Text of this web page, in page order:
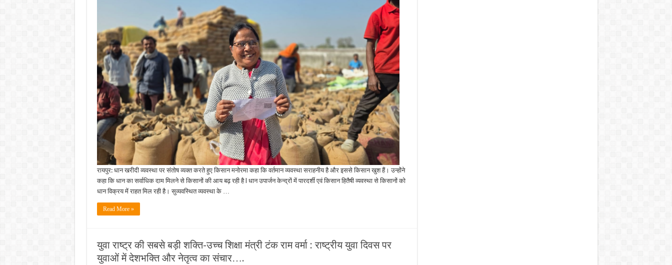
से
खुश
किसान:
मनोरमा
पाठक
ने
पारदर्शी
और
किसान
हितैषी
व्यवस्था
की
सराहना….
रायपुर: धान खरीदी व्यवस्था पर संतोष व्यक्त करते हुए किसान मनोरमा कहा कि वर्तमान व्यवस्था सराहनीय है और इससे किसान खुश हैं। उन्होंने
कहा कि धान का सर्वाधिक दाम मिलने से किसानों की आय बढ़ रही है l धान उपार्जन केन्द्रों में पारदर्शी एवं किसान हितैषी व्यवस्था से किसानों को
धान विक्रय में राहत मिल रही है। सुव्यवस्थित व्यवस्था के …
Read More »
युवा राष्ट्र की सबसे बड़ी शक्ति-उच्च शिक्षा मंत्री टंक राम वर्मा : राष्ट्रीय युवा दिवस पर
युवाओं में देशभक्ति और नेतृत्व का संचार….